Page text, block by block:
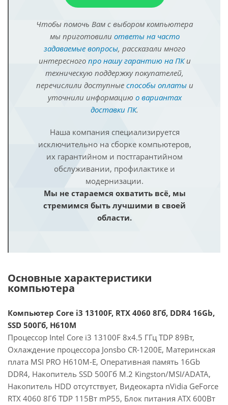
Чтобы помочь Вам с выбором компьютера
мы приготовили ответы на часто
задаваемые вопросы, рассказали много
интересного про нашу гарантию на ПКи
техническую поддержку покупателей,
перечислили доступные способы оплатыи
уточнили информацию о вариантах
доставки ПК.
Наша компания специализируется
исключительно на сборке компьютеров,
их гарантийном и постгарантийном
обслуживании, профилактике и
модернизации.
Мы не стараемся охватить всё, мы
стремимся быть лучшими в своей
области.
Основные характеристики
компьютера
Компьютер Core i3 13100F, RTX 4060 8Гб, DDR4 16Gb,
SSD 500Гб, H610M
Процессор Intel Core i3 13100F 8x4.5 ГГц TDP 89Вт,
Охлаждение процессора Jonsbo CR-1200E, Материнская
плата MSI PRO H610M-E, Оперативная память 16Gb
DDR4, Накопитель SSD 500Гб M.2 Kingston/MSI/ADATA,
Накопитель HDD отсутствует, Видеокарта nVidia GeForce
RTX 4060 8Гб TDP 115Вт mP55, Блок питания ATX 600Вт